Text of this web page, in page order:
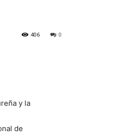
0
406
y la
de